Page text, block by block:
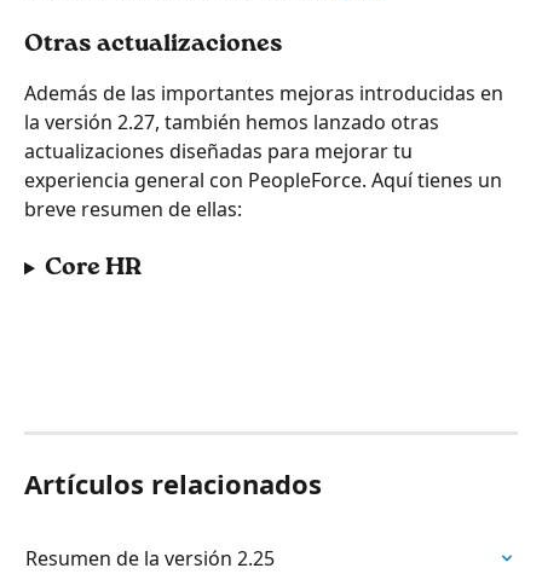
Otras actualizaciones
Además de las importantes mejoras introducidas en
la versión 2.27, también hemos lanzado otras
actualizaciones diseñadas para mejorar tu
experiencia general con PeopleForce. Aquí tienes un
breve resumen de ellas:
Core HR
Artículos relacionados
Resumen de la versión 2.25